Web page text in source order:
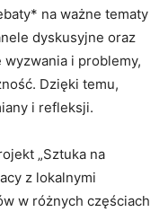
na ważne tematy
dyskusyjne ⁤oraz
​wyzwania i problemy,
Dzięki temu,
i refleksji.
„Sztuka na
z lokalnymi
w ⁢różnych częściach